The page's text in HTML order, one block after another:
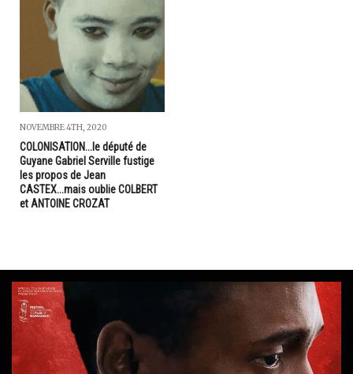
NOVEMBRE 4TH, 2020
COLONISATION...le député de
Guyane Gabriel Serville fustige
les propos de Jean
CASTEX...mais oublie COLBERT
et ANTOINE CROZAT